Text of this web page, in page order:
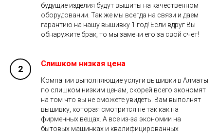
будущие изделия будут вышиты на качественном
оборудовании. Так же мы всегда на связи и даем
гарантию на нашу вышивку 1 год! Если вдруг Вы
обнаружите брак, то мы замени его за свой счет!
Слишком низкая цена
Компании выполняющие услуги вышивки в Алматы
по слишком низким ценам, скорей всего экономят
на том что вы не сможете увидеть. Вам выполнят
вышивку, которая смотрится не так как на
фирменных вещах. А все из-за экономии на
бытовых машинках и квалифицированных